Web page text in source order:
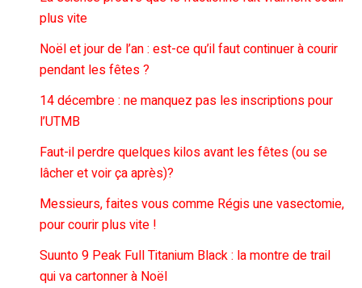
plus vite
Noël et jour de l’an : est-ce qu’il faut continuer à courir
pendant les fêtes ?
14 décembre : ne manquez pas les inscriptions pour
l’UTMB
Faut-il perdre quelques kilos avant les fêtes (ou se
lâcher et voir ça après)?
Messieurs, faites vous comme Régis une vasectomie,
pour courir plus vite !
Suunto 9 Peak Full Titanium Black : la montre de trail
qui va cartonner à Noël